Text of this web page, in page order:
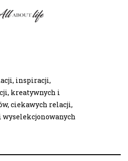
inspiracji,
kreatywnych i
ciekawych relacji,
wyselekcjonowanych